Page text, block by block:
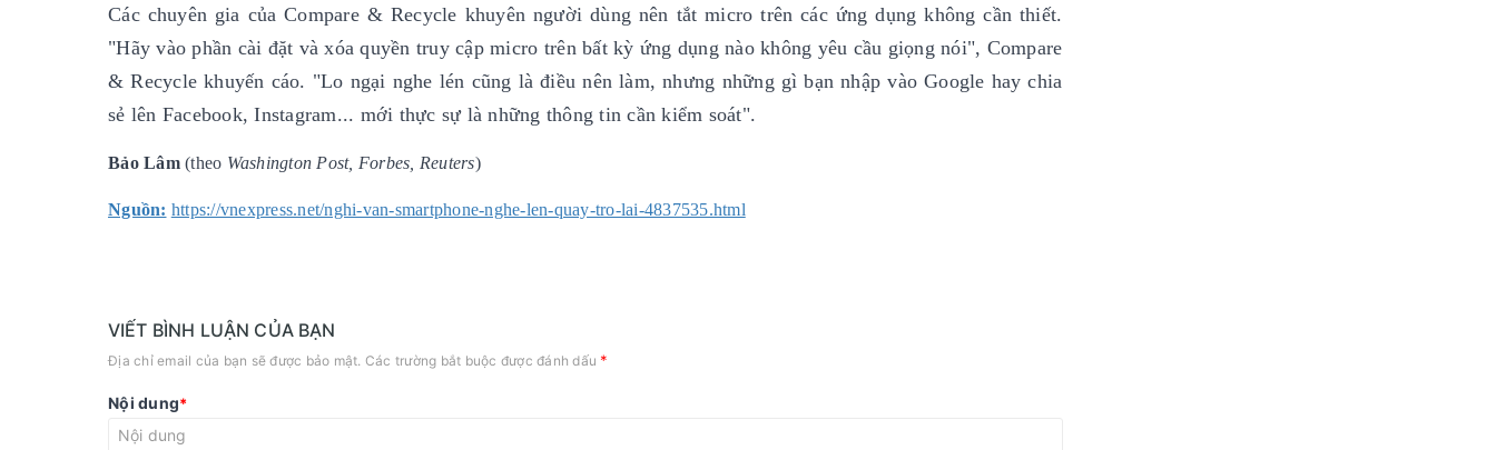
Các chuyên gia của Compare & Recycle khuyên người dùng nên tắt micro trên các ứng dụng không cần thiết.
"Hãy vào phần cài đặt và xóa quyền truy cập micro trên bất kỳ ứng dụng nào không yêu cầu giọng nói", Compare
& Recycle khuyến cáo. "Lo ngại nghe lén cũng là điều nên làm, nhưng những gì bạn nhập vào Google hay chia
sẻ lên Facebook, Instagram... mới thực sự là những thông tin cần kiểm soát".
Bảo Lâm (theo Washington Post, Forbes, Reuters)
Nguồn: https://vnexpress.net/nghi-van-smartphone-nghe-len-quay-tro-lai-4837535.html
VIẾT BÌNH LUẬN CỦA BẠN
Địa chỉ email của bạn sẽ được bảo mật. Các trường bắt buộc được đánh dấu *
Nội dung*